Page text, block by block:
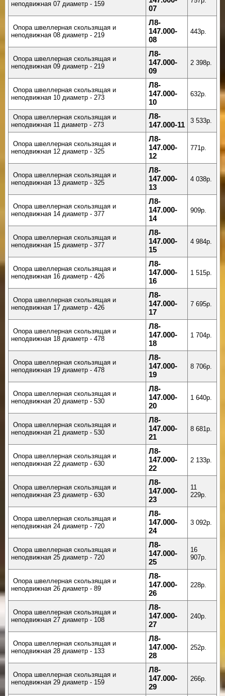
неподвижная 07 диаметр - 159
07
Опора швеллерная скользящая и
неподвижная 08 диаметр - 219
Л8-
147.000-
08
443р.
Опора швеллерная скользящая и
неподвижная 09 диаметр - 219
Л8-
147.000-
09
2 398р.
Опора швеллерная скользящая и
неподвижная 10 диаметр - 273
Л8-
147.000-
10
632р.
Опора швеллерная скользящая и
неподвижная 11 диаметр - 273
Л8-
147.000-11
3 533р.
Опора швеллерная скользящая и
неподвижная 12 диаметр - 325
Л8-
147.000-
12
771р.
Опора швеллерная скользящая и
неподвижная 13 диаметр - 325
Л8-
147.000-
13
4 038р.
Опора швеллерная скользящая и
неподвижная 14 диаметр - 377
Л8-
147.000-
14
909р.
Опора швеллерная скользящая и
неподвижная 15 диаметр - 377
Л8-
147.000-
15
4 984р.
Опора швеллерная скользящая и
неподвижная 16 диаметр - 426
Л8-
147.000-
16
1 515р.
Опора швеллерная скользящая и
неподвижная 17 диаметр - 426
Л8-
147.000-
17
7 695р.
Опора швеллерная скользящая и
неподвижная 18 диаметр - 478
Л8-
147.000-
18
1 704р.
Опора швеллерная скользящая и
неподвижная 19 диаметр - 478
Л8-
147.000-
19
8 706р.
Опора швеллерная скользящая и
неподвижная 20 диаметр - 530
Л8-
147.000-
20
1 640р.
Опора швеллерная скользящая и
неподвижная 21 диаметр - 530
Л8-
147.000-
21
8 681р.
Опора швеллерная скользящая и
неподвижная 22 диаметр - 630
Л8-
147.000-
22
2 133р.
Опора швеллерная скользящая и
неподвижная 23 диаметр - 630
Л8-
147.000-
23
11
229р.
Опора швеллерная скользящая и
неподвижная 24 диаметр - 720
Л8-
147.000-
24
3 092р.
Опора швеллерная скользящая и
неподвижная 25 диаметр - 720
Л8-
147.000-
25
16
907р.
Опора швеллерная скользящая и
неподвижная 26 диаметр - 89
Л8-
147.000-
26
228р.
Опора швеллерная скользящая и
неподвижная 27 диаметр - 108
Л8-
147.000-
27
240р.
Опора швеллерная скользящая и
неподвижная 28 диаметр - 133
Л8-
147.000-
28
252р.
Опора швеллерная скользящая и
неподвижная 29 диаметр - 159
Л8-
147.000-
29
266р.